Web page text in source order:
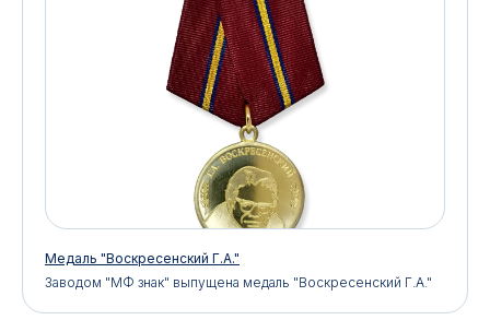
Медаль "Воскресенский Г.А."
Заводом "МФ знак" выпущена медаль "Воскресенский Г.А."